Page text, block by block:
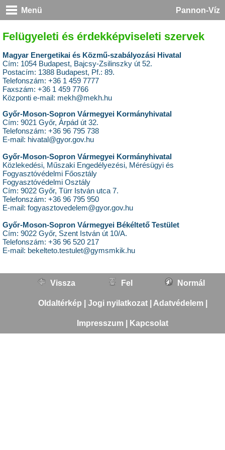
Menü Pannon-Víz
Felügyeleti és érdekképviseleti szervek
Magyar Energetikai és Közmű-szabályozási Hivatal
Cím: 1054 Budapest, Bajcsy-Zsilinszky út 52.
Postacím: 1388 Budapest, Pf.: 89.
Telefonszám: +36 1 459 7777
Faxszám: +36 1 459 7766
Központi e-mail: mekh@mekh.hu
Győr-Moson-Sopron Vármegyei Kormányhivatal
Cím: 9021 Győr, Árpád út 32.
Telefonszám: +36 96 795 738
E-mail: hivatal@gyor.gov.hu
Győr-Moson-Sopron Vármegyei Kormányhivatal
Közlekedési, Műszaki Engedélyezési, Mérésügyi és
Fogyasztóvédelmi Főosztály
Fogyasztóvédelmi Osztály
Cím: 9022 Győr, Türr István utca 7.
Telefonszám: +36 96 795 950
E-mail: fogyasztovedelem@gyor.gov.hu
Győr-Moson-Sopron Vármegyei Békéltető Testület
Cím: 9022 Győr, Szent István út 10/A.
Telefonszám: +36 96 520 217
E-mail: bekelteto.testulet@gymsmkik.hu
Vissza Fel Normál
Oldaltérkép Jogi nyilatkozat| Adatvédelem|
Impresszum Kapcsolat